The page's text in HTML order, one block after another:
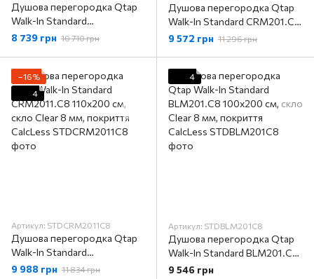
Душова перегородка Qtap
Walk-In Standard
CRM209.C8 90х200 см,
8 739 грн 10 710 грн
Душова перегородка Qtap
Walk-In Standard CRM201.C8
100х200 см, скло Clear 8 мм,
9 572 грн 11 296 грн
−16%
4
Артикул: STDCRM2011C8
Душова перегородка Qtap
Walk-In Standard
CRM2011.C8 110х200 см,
9 988 грн 11 834 грн
4
Артикул: STDBLM201C8
Душова перегородка Qtap
Walk-In Standard BLM201.C8
100х200 см, скло Clear 8 мм,
9 546 грн